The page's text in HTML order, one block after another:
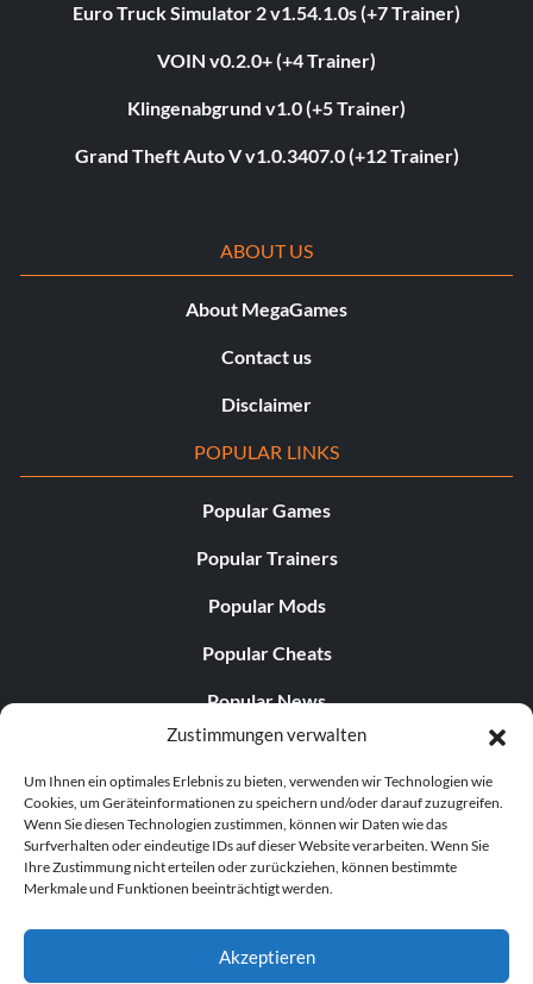
Zustimmungen verwalten
Um Ihnen ein optimales Erlebnis zu bieten, verwenden wir Technologien wie
Cookies, um Geräteinformationen zu speichern und/oder darauf zuzugreifen.
Wenn Sie diesen Technologien zustimmen, können wir Daten wie das
Surfverhalten oder eindeutige IDs auf dieser Website verarbeiten. Wenn Sie
Ihre Zustimmung nicht erteilen oder zurückziehen, können bestimmte
Merkmale und Funktionen beeinträchtigt werden.
Akzeptieren
Euro Truck Simulator 2 v1.54.1.0s (+7 Trainer)
VOIN v0.2.0+ (+4 Trainer)
Klingenabgrund v1.0 (+5 Trainer)
Grand Theft Auto V v1.0.3407.0 (+12 Trainer)
ABOUT US
About MegaGames
Contact us
Disclaimer
POPULAR LINKS
Popular Games
Popular Trainers
Popular Mods
Popular Cheats
Popular News
Popular Editorials
Popular Free Games
LATEST UPDATES